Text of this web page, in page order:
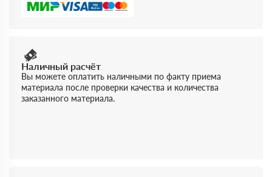
Наличный расчёт
Вы можете оплатить наличными по факту приема
материала после проверки качества и количества
заказанного материала.